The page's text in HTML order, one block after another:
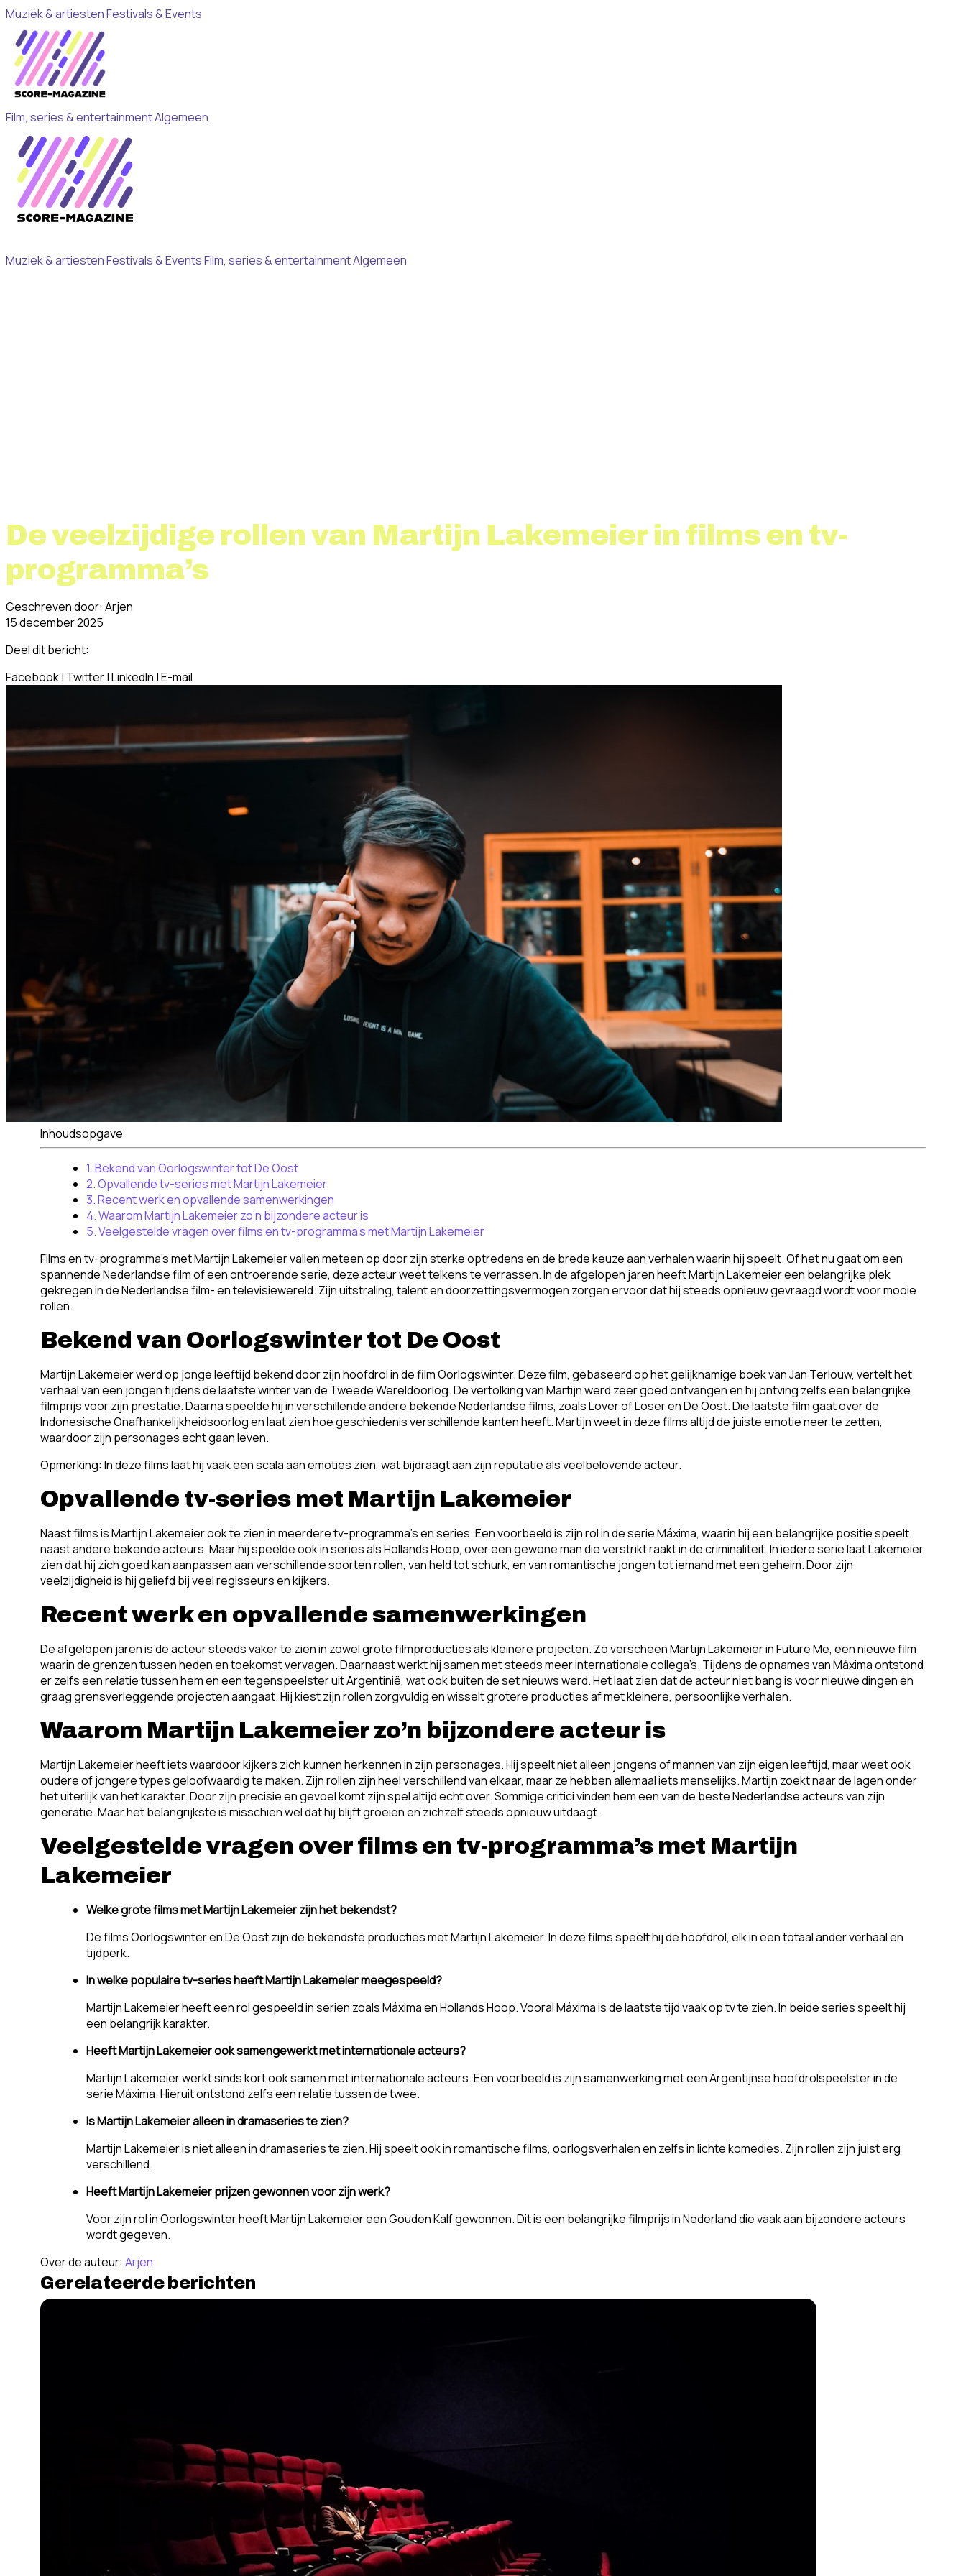
Muziek & artiestenFestivals & Events
Film, series & entertainmentAlgemeen
Muziek & artiestenFestivals & EventsFilm, series & entertainmentAlgemeen
De veelzijdige rollen van Martijn Lakemeier in films en tv-
programma’s
Geschreven door: Arjen
15 december 2025
Deel dit bericht:
Facebook| Twitter|LinkedIn |E-mail
Inhoudsopgave
1. Bekend van Oorlogswinter tot De Oost
2. Opvallende tv-series met Martijn Lakemeier
3. Recent werk en opvallende samenwerkingen
4. Waarom Martijn Lakemeier zo’n bijzondere acteur is
5. Veelgestelde vragen over films en tv-programma’s met Martijn Lakemeier
Films en tv-programma’s met Martijn Lakemeier vallen meteen op door zijn sterke optredens en de brede keuze aan verhalen waarin hij speelt. Of het nu gaat om een
spannende Nederlandse film of een ontroerende serie, deze acteur weet telkens te verrassen. In de afgelopen jaren heeft Martijn Lakemeier een belangrijke plek
gekregen in de Nederlandse film- en televisiewereld. Zijn uitstraling, talent en doorzettingsvermogen zorgen ervoor dat hij steeds opnieuw gevraagd wordt voor mooie
rollen.
Bekend van Oorlogswinter tot De Oost
Martijn Lakemeier werd op jonge leeftijd bekend door zijn hoofdrol in de film Oorlogswinter. Deze film, gebaseerd op het gelijknamige boek van Jan Terlouw, vertelt het
verhaal van een jongen tijdens de laatste winter van de Tweede Wereldoorlog. De vertolking van Martijn werd zeer goed ontvangen en hij ontving zelfs een belangrijke
filmprijs voor zijn prestatie. Daarna speelde hij in verschillende andere bekende Nederlandse films, zoals Lover of Loser en De Oost. Die laatste film gaat over de
Indonesische Onafhankelijkheidsoorlog en laat zien hoe geschiedenis verschillende kanten heeft. Martijn weet in deze films altijd de juiste emotie neer te zetten,
waardoor zijn personages echt gaan leven.
Opmerking: In deze films laat hij vaak een scala aan emoties zien, wat bijdraagt aan zijn reputatie als veelbelovende acteur.
Opvallende tv-series met Martijn Lakemeier
Naast films is Martijn Lakemeier ook te zien in meerdere tv-programma’s en series. Een voorbeeld is zijn rol in de serie Máxima, waarin hij een belangrijke positie speelt
naast andere bekende acteurs. Maar hij speelde ook in series als Hollands Hoop, over een gewone man die verstrikt raakt in de criminaliteit. In iedere serie laat Lakemeier
zien dat hij zich goed kan aanpassen aan verschillende soorten rollen, van held tot schurk, en van romantische jongen tot iemand met een geheim. Door zijn
veelzijdigheid is hij geliefd bij veel regisseurs en kijkers.
Recent werk en opvallende samenwerkingen
De afgelopen jaren is de acteur steeds vaker te zien in zowel grote filmproducties als kleinere projecten. Zo verscheen Martijn Lakemeier in Future Me, een nieuwe film
waarin de grenzen tussen heden en toekomst vervagen. Daarnaast werkt hij samen met steeds meer internationale collega’s. Tijdens de opnames van Máxima ontstond
er zelfs een relatie tussen hem en een tegenspeelster uit Argentinië, wat ook buiten de set nieuws werd. Het laat zien dat de acteur niet bang is voor nieuwe dingen en
graag grensverleggende projecten aangaat. Hij kiest zijn rollen zorgvuldig en wisselt grotere producties af met kleinere, persoonlijke verhalen.
Waarom Martijn Lakemeier zo’n bijzondere acteur is
Martijn Lakemeier heeft iets waardoor kijkers zich kunnen herkennen in zijn personages. Hij speelt niet alleen jongens of mannen van zijn eigen leeftijd, maar weet ook
oudere of jongere types geloofwaardig te maken. Zijn rollen zijn heel verschillend van elkaar, maar ze hebben allemaal iets menselijks. Martijn zoekt naar de lagen onder
het uiterlijk van het karakter. Door zijn precisie en gevoel komt zijn spel altijd echt over. Sommige critici vinden hem een van de beste Nederlandse acteurs van zijn
generatie. Maar het belangrijkste is misschien wel dat hij blijft groeien en zichzelf steeds opnieuw uitdaagt.
Veelgestelde vragen over films en tv-programma’s met Martijn
Lakemeier
Welke grote films met Martijn Lakemeier zijn het bekendst?
De films Oorlogswinter en De Oost zijn de bekendste producties met Martijn Lakemeier. In deze films speelt hij de hoofdrol, elk in een totaal ander verhaal en
tijdperk.
In welke populaire tv-series heeft Martijn Lakemeier meegespeeld?
Martijn Lakemeier heeft een rol gespeeld in serien zoals Máxima en Hollands Hoop. Vooral Máxima is de laatste tijd vaak op tv te zien. In beide series speelt hij
een belangrijk karakter.
Heeft Martijn Lakemeier ook samengewerkt met internationale acteurs?
Martijn Lakemeier werkt sinds kort ook samen met internationale acteurs. Een voorbeeld is zijn samenwerking met een Argentijnse hoofdrolspeelster in de
serie Máxima. Hieruit ontstond zelfs een relatie tussen de twee.
Is Martijn Lakemeier alleen in dramaseries te zien?
Martijn Lakemeier is niet alleen in dramaseries te zien. Hij speelt ook in romantische films, oorlogsverhalen en zelfs in lichte komedies. Zijn rollen zijn juist erg
verschillend.
Heeft Martijn Lakemeier prijzen gewonnen voor zijn werk?
Voor zijn rol in Oorlogswinter heeft Martijn Lakemeier een Gouden Kalf gewonnen. Dit is een belangrijke filmprijs in Nederland die vaak aan bijzondere acteurs
wordt gegeven.
Over de auteur: Arjen
Gerelateerde berichten